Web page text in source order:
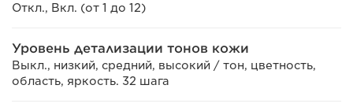
Откл., Вкл. (от 1 до 12)
Уровень детализации тонов кожи
Выкл., низкий, средний, высокий / тон, цветность,
область, яркость. 32 шага